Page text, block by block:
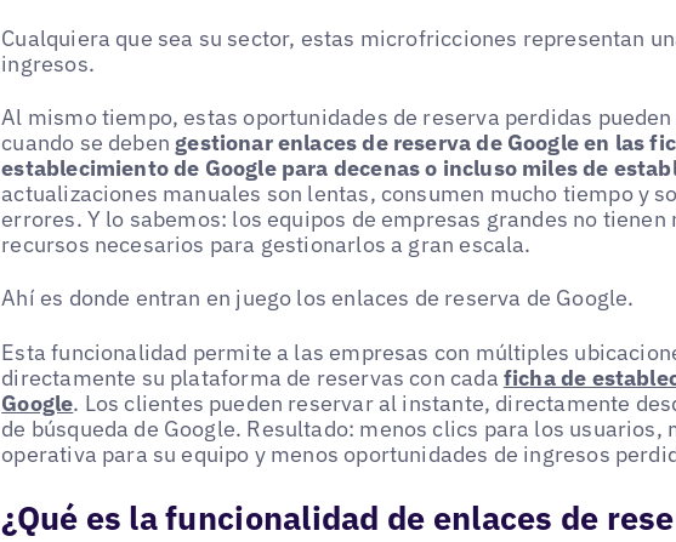
Cualquiera que sea su sector, estas microfricciones representan
ingresos.
Al mismo tiempo, estas oportunidades de reserva perdidas
cuando se debengestionar enlaces de reserva de Google en las
establecimiento de Google para decenas o incluso miles de
actualizaciones manuales son lentas, consumen mucho tiempo y
errores. Y lo sabemos: los equipos de empresas grandes no tienen
recursos necesarios para gestionarlos a gran escala.
Ahí es donde entran en juego los enlaces de reserva de Google.
Esta funcionalidad permite a las empresas con múltiples
directamente su plataforma de reservas con cada ficha de
Google. Los clientes pueden reservar al instante, directamente
de búsqueda de Google. Resultado: menos clics para los usuarios,
operativa para su equipo y menos oportunidades de ingresos
¿Qué es la funcionalidad de enlaces de